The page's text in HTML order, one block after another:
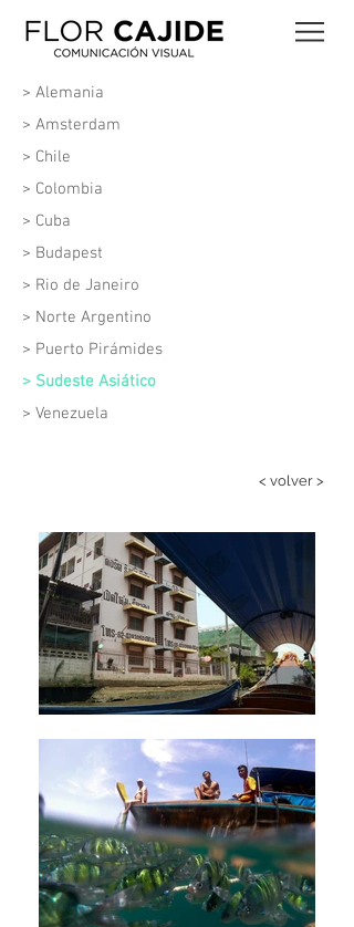
< volver >
> Alemania
> Amsterdam
> Chile
> Colombia
> Cuba
> Budapest
> Rio de Janeiro
> Norte Argentino
> Puerto Pirámides
> Sudeste Asiático
> Venezuela